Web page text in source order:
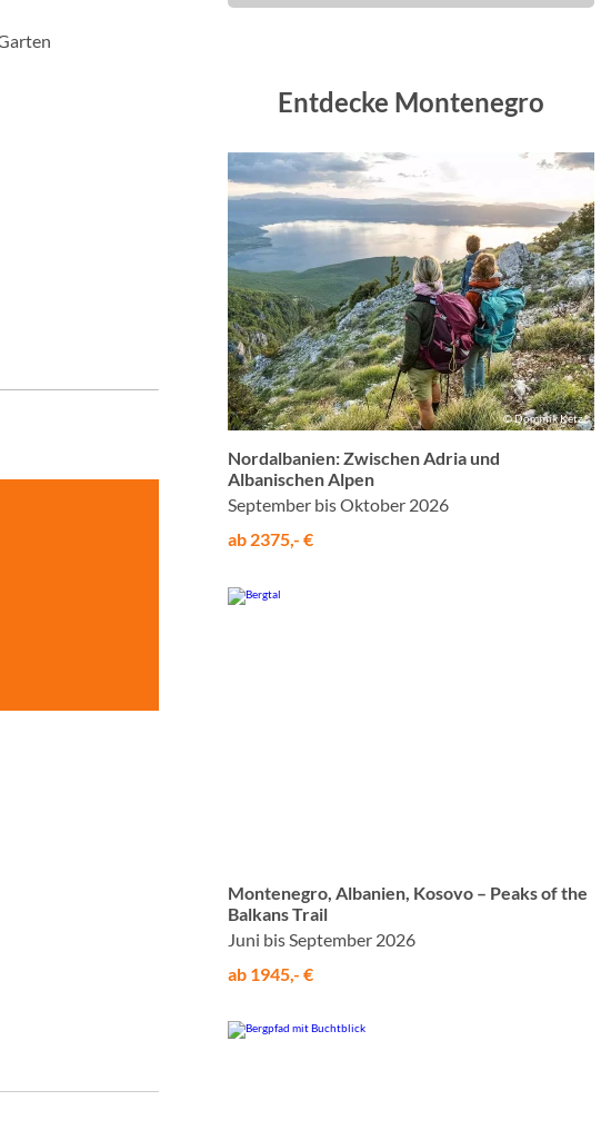
Entdecke Montenegro
© Dominik Ketz
Nordalbanien: Zwischen Adria und
Albanischen Alpen
September bis Oktober 2026
ab 2375,- €
Montenegro, Albanien, Kosovo – Peaks of the
Balkans Trail
Juni bis September 2026
ab 1945,- €